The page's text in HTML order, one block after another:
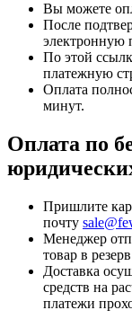
Вы можете
После
электронную
По этой
платежную
Оплата
минут.
Оплата по
Пришлите
почту
Менеджер
товар в
Доставка
средств на
платежи